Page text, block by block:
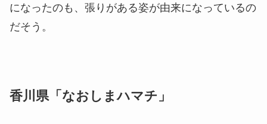
になったのも、張りがある姿が由来になっているの
だそう。
香川県「なおしまハマチ」